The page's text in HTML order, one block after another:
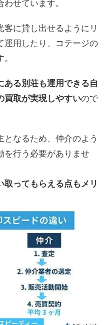
せています。
に貸し出せるようにリ
運用したり、コテージの
ある別荘も運用できる自
買取が実現しやすいので
となるため、仲介のよう
を行う必要がありませ
取ってもらえる点もメリ